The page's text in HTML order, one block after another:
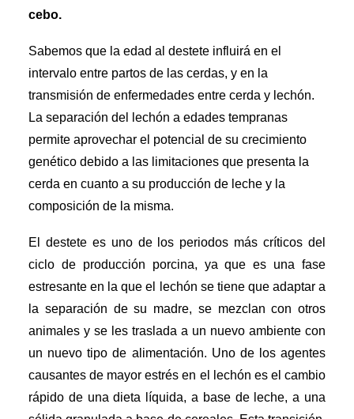
cebo.
Sabemos que la edad al destete influirá en el
intervalo entre partos de las cerdas, y en la
transmisión de enfermedades entre cerda y lechón.
La separación del lechón a edades tempranas
permite aprovechar el potencial de su crecimiento
genético debido a las limitaciones que presenta la
cerda en cuanto a su producción de leche y la
composición de la misma.
El destete es uno de los periodos más críticos del
ciclo de producción porcina, ya que es una fase
estresante en la que el lechón se tiene que adaptar a
la separación de su madre, se mezclan con otros
animales y se les traslada a un nuevo ambiente con
un nuevo tipo de alimentación. Uno de los agentes
causantes de mayor estrés en el lechón es el cambio
rápido de una dieta líquida, a base de leche, a una